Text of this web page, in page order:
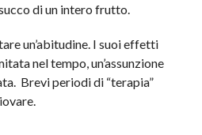
di un intero frutto.
un’abitudine. I suoi effetti
nel tempo, un’assunzione
Brevi periodi di “terapia”